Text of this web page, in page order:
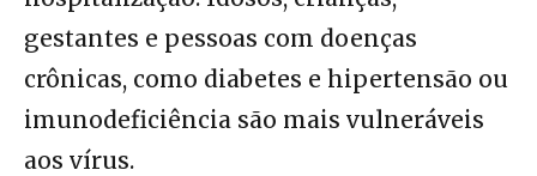
gestantes e pessoas com doenças
crônicas, como diabetes e hipertensão ou
imunodeficiência são mais vulneráveis
aos vírus.